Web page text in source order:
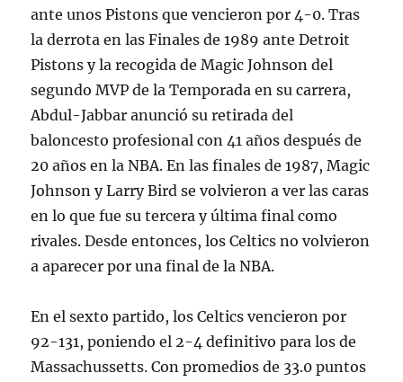
ante unos Pistons que vencieron por 4-0. Tras
la derrota en las Finales de 1989 ante Detroit
Pistons y la recogida de Magic Johnson del
segundo MVP de la Temporada en su carrera,
Abdul-Jabbar anunció su retirada del
baloncesto profesional con 41 años después de
20 años en la NBA. En las finales de 1987, Magic
Johnson y Larry Bird se volvieron a ver las caras
en lo que fue su tercera y última final como
rivales. Desde entonces, los Celtics no volvieron
a aparecer por una final de la NBA.
En el sexto partido, los Celtics vencieron por
92-131, poniendo el 2-4 definitivo para los de
Massachussetts. Con promedios de 33.0 puntos